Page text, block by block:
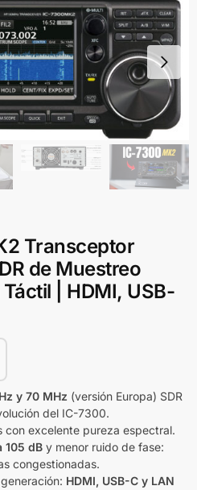
Transceptor
de Muestreo
| HDMI, USB-
y 70 MHz (versión Europa) SDR
del IC-7300.
con excelente pureza espectral.
105 dB y menor ruido de fase:
congestionadas.
HDMI, USB-C y LAN